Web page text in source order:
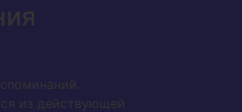
из действующей